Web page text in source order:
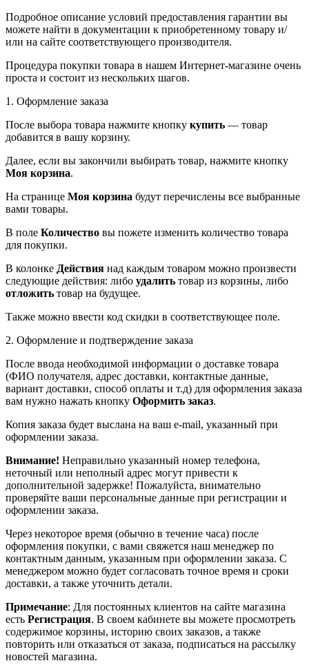
Подробное описание условий предоставления гарантии вы
можете найти в документации к приобретенному товару и/
или на сайте соответствующего производителя.
Процедура покупки товара в нашем Интернет-магазине очень
проста и состоит из нескольких шагов.
1. Оформление заказа
После выбора товара нажмите кнопку купить — товар
добавится в вашу корзину.
Далее, если вы закончили выбирать товар, нажмите кнопку
Моя корзина.
На странице Моя корзина будут перечислены все выбранные
вами товары.
В поле Количество вы пожете изменить количество товара
для покупки.
В колонке Действия над каждым товаром можно произвести
следующие действия: либо удалить товар из корзины, либо
отложить товар на будущее.
Также можно ввести код скидки в соответствующее поле.
2. Оформление и подтверждение заказа
После ввода необходимой информации о доставке товара
(ФИО получателя, адрес доставки, контактные данные,
вариант доставки, способ оплаты и т.д) для оформления заказа
вам нужно нажать кнопку Оформить заказ.
Копия заказа будет выслана на ваш e-mail, указанный при
оформлении заказа.
Внимание! Неправильно указанный номер телефона,
неточный или неполный адрес могут привести к
дополнительной задержке! Пожалуйста, внимательно
проверяйте ваши персональные данные при регистрации и
оформлении заказа.
Через некоторое время (обычно в течение часа) после
оформления покупки, с вами свяжется наш менеджер по
контактным данным, указанным при оформлении заказа. С
менеджером можно будет согласовать точное время и сроки
доставки, а также уточнить детали.
Примечание: Для постоянных клиентов на сайте магазина
есть Регистрация. В своем кабинете вы можете просмотреть
содержимое корзины, историю своих заказов, а также
повторить или отказаться от заказа, подписаться на рассылку
новостей магазина.